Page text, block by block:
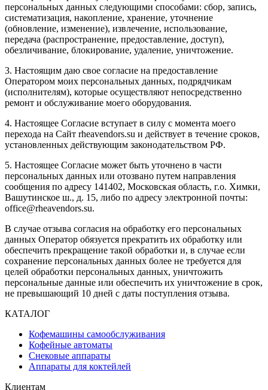
персональных данных следующими способами: сбор, запись,
систематизация, накопление, хранение, уточнение
(обновление, изменение), извлечение, использование,
передача (распространение, предоставление, доступ),
обезличивание, блокирование, удаление, уничтожение.
3. Настоящим даю свое согласие на предоставление
Оператором моих персональных данных, подрядчикам
(исполнителям), которые осуществляют непосредственно
ремонт и обслуживание моего оборудования.
4. Настоящее Согласие вступает в силу с момента моего
перехода на Сайт rheavendors.su и действует в течение сроков,
установленных действующим законодательством РФ.
5. Настоящее Согласие может быть уточнено в части
персональных данных или отозвано путем направления
сообщения по адресу 141402, Московская область, г.о. Химки,
Вашутинское ш., д. 15, либо по адресу электронной почты:
office@rheavendors.su.
В случае отзыва согласия на обработку его персональных
данных Оператор обязуется прекратить их обработку или
обеспечить прекращение такой обработки и, в случае если
сохранение персональных данных более не требуется для
целей обработки персональных данных, уничтожить
персональные данные или обеспечить их уничтожение в срок,
не превышающий 10 дней с даты поступления отзыва.
КАТАЛОГ
Кофемашины самообслуживания
Кофейные автоматы
Снековые аппараты
Аппараты для коктейлей
Клиентам